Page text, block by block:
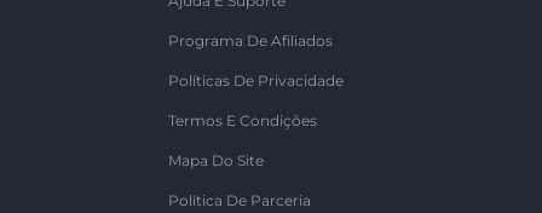
Programa De Afiliados
Políticas De Privacidade
Termos E Condições
Mapa Do Site
Política De Parceria